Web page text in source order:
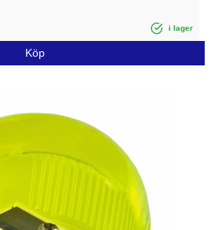
i lager
Köp